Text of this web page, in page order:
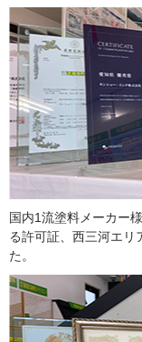
国内1流塗料メーカー
る許可証、西三河エリ
た。